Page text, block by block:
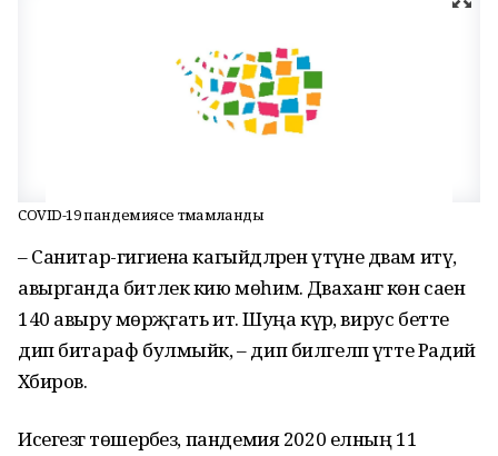
COVID-19 пандемиясе тәмамланды
– Санитар-гигиена кагыйдәләрен үтәүне дәвам итү,
авырганда битлек кию мөһим. Дәваханәгә көн саен
140 авыру мөрәҗәгать итә. Шуңа күрә, вирус бетте
дип битараф булмыйк, – дип билгеләп үтте Радий
Хәбиров.
Исегезгә төшерәбез, пандемия 2020 елның 11